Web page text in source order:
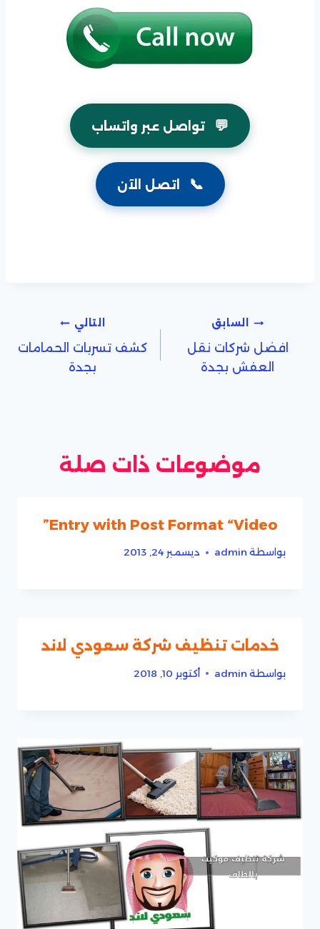
💬 تواصل عبر واتساب
📞 اتصل الآن
تصفّح
المقالات
السابق
افضل شركات نقل
العفش بجدة
التالي
كشف تسربات الحمامات
بجدة
موضوعات ذات صلة
Entry with Post Format “Video”
بواسطة admin ديسمبر 24, 2013
خدمات تنظيف شركة سعودي لاند
بواسطة admin أكتوبر 10, 2018